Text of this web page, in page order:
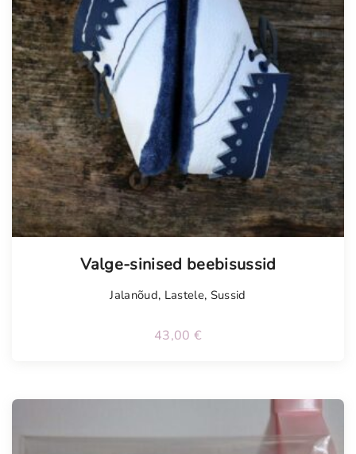
Valge-sinised beebisussid
Jalanõud, Lastele, Sussid
43,00 €